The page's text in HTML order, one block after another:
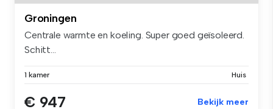
Groningen
Centrale warmte en koeling. Super goed geïsoleerd.
Schitt...
1 kamer Huis
€ 947 Bekijk meer